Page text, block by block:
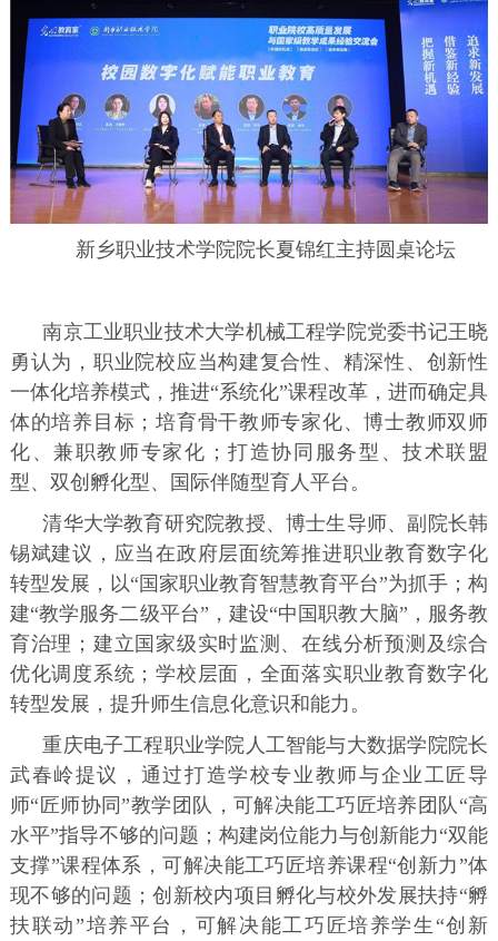
新乡职业技术学院院长夏锦红主持圆桌论坛
南京工业职业技术大学机械工程学院党委书记王晓
勇认为，职业院校应当构建复合性、精深性、创新性
一体化培养模式，推进“系统化”课程改革，进而确定具
体的培养目标；培育骨干教师专家化、博士教师双师
化、兼职教师专家化；打造协同服务型、技术联盟
型、双创孵化型、国际伴随型育人平台。
清华大学教育研究院教授、博士生导师、副院长韩
锡斌建议，应当在政府层面统筹推进职业教育数字化
转型发展，以“国家职业教育智慧教育平台”为抓手；构
建“教学服务二级平台”，建设“中国职教大脑”，服务教
育治理；建立国家级实时监测、在线分析预测及综合
优化调度系统；学校层面，全面落实职业教育数字化
转型发展，提升师生信息化意识和能力。
重庆电子工程职业学院人工智能与大数据学院院长
武春岭提议，通过打造学校专业教师与企业工匠导
师“匠师协同”教学团队，可解决能工巧匠培养团队“高
水平”指导不够的问题；构建岗位能力与创新能力“双能
支撑”课程体系，可解决能工巧匠培养课程“创新力”体
现不够的问题；创新校内项目孵化与校外发展扶持“孵
扶联动”培养平台，可解决能工巧匠培养学生“创新